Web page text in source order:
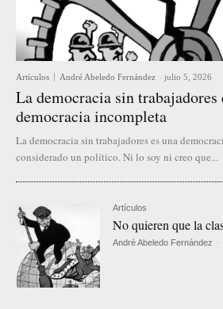
Artículos André Abeledo Fernández - julio 5, 2026
La democracia sin trabajadores
democracia incompleta
La democracia sin trabajadores es una
considerado un político. Ni lo soy ni creo que...
Artículos
No quieren que la
André Abeledo Fernández -